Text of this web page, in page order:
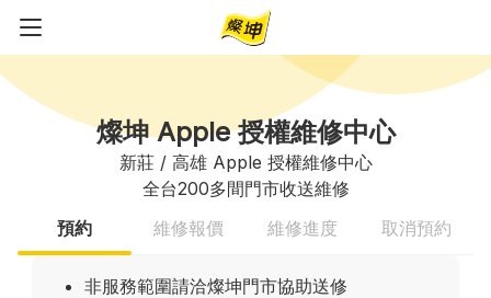
燦坤 Apple 授權維修中心
新莊 / 高雄 Apple 授權維修中心
全台200多間門市收送維修
預約
維修報價 維修進度 取消預約
非服務範圍請洽燦坤門市協助送修